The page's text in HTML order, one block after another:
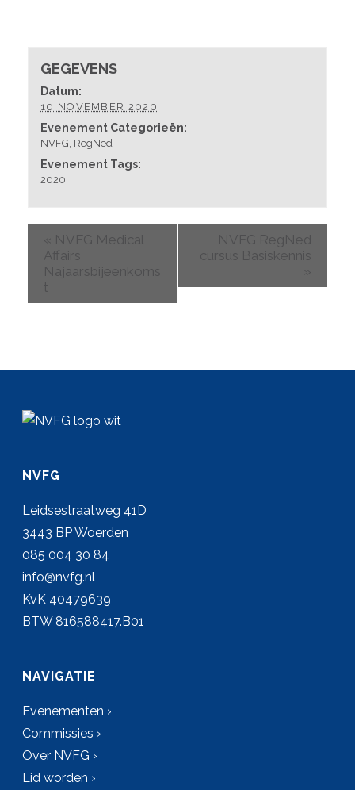
GEGEVENS
Datum:
10 NOVEMBER 2020
Evenement Categorieën:
NVFG RegNed
Evenement Tags:
2020
«
NVFG Medical
Affairs
Najaarsbijeenkoms
t
NVFG RegNed
cursus Basiskennis
»
NVFG
Leidsestraatweg 41D
3443 BP Woerden
085 004 30 84
info@nvfg.nl
KvK 40479639
BTW 816588417.B01
NAVIGATIE
Evenementen ›
Commissies ›
Over NVFG ›
Lid worden ›